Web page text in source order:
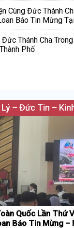
Cùng Đức Thánh
Báo Tin Mừng
Thánh Cha
Phố
Lý – Đức Tin –
Quốc Lần Thứ
Báo Tin Mừng –